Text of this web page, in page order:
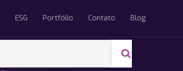
ESG Portfólio Contato Blog